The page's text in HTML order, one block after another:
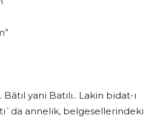
Bâtıl yani Batılı.. Lakin bidat-ı
annelik, belgesellerindeki